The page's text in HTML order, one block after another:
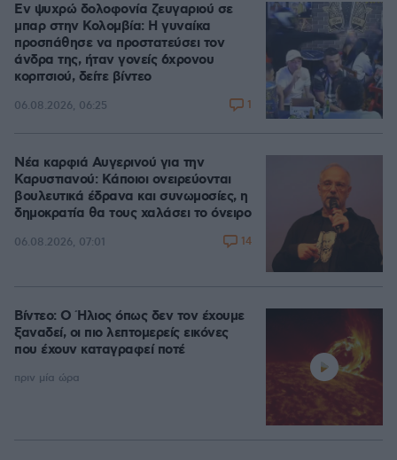
Εν ψυχρώ δολοφονία ζευγαριού σε
μπαρ στην Κολομβία: Η γυναίκα
προσπάθησε να προστατεύσει τον
άνδρα της, ήταν γονείς 6χρονου
κοριτσιού, δείτε βίντεο
06.08.2026, 06:25 1
Νέα καρφιά Αυγερινού για την
Καρυστιανού: Kάποιοι ονειρεύονται
βουλευτικά έδρανα και συνωμοσίες, η
δημοκρατία θα τους χαλάσει το όνειρο
06.08.2026, 07:01 14
Βίντεο: Ο Ήλιος όπως δεν τον έχουμε
ξαναδεί, οι πιο λεπτομερείς εικόνες
που έχουν καταγραφεί ποτέ
πριν μία ώρα